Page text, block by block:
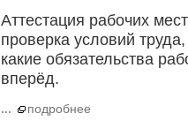
Аттестация рабочих
проверка условий
какие обязательства
вперёд.
... подробнее